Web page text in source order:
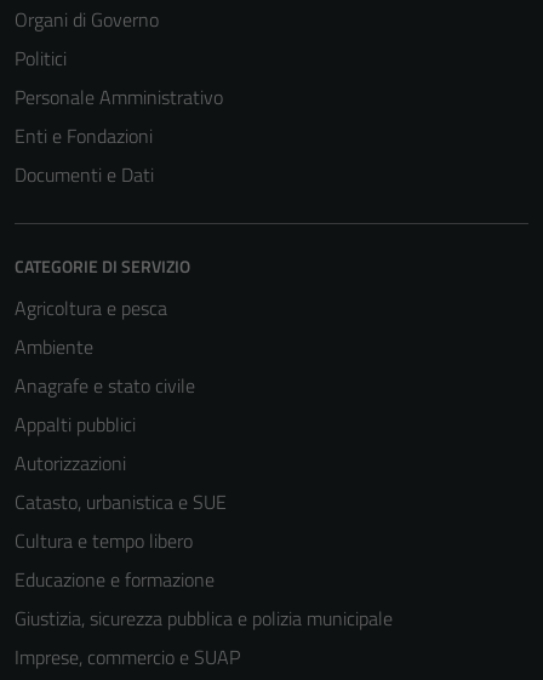
Organi di Governo
Politici
Personale Amministrativo
Enti e Fondazioni
Documenti e Dati
CATEGORIE DI SERVIZIO
Agricoltura e pesca
Ambiente
Anagrafe e stato civile
Appalti pubblici
Autorizzazioni
Catasto, urbanistica e SUE
Cultura e tempo libero
Educazione e formazione
Giustizia, sicurezza pubblica e polizia municipale
Imprese, commercio e SUAP